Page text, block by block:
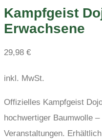
Kampfgeist
Erwachsene
29,98 €
inkl. MwSt.
Offizielles Kampfgeist
hochwertiger Baumwolle
Veranstaltungen.